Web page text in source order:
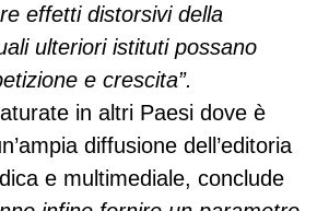
effetti distorsivi della
ulteriori istituti possano
e crescita”.
in altri Paesi dove è
diffusione dell’editoria
e multimediale, conclude